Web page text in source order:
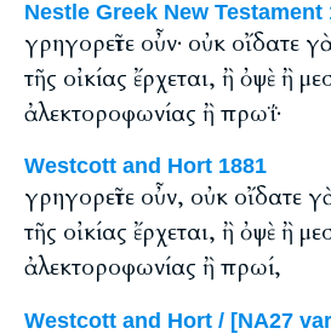
Nestle Greek New Testament
γρηγορεῖτε οὖν· οὐκ οἴδατε
τῆς οἰκίας ἔρχεται, ἢ ὀψὲ ἢ
ἀλεκτοροφωνίας ἢ πρωΐ·
Westcott and Hort 1881
γρηγορεῖτε οὖν, οὐκ οἴδατε
τῆς οἰκίας ἔρχεται, ἢ ὀψὲ ἢ
ἀλεκτοροφωνίας ἢ πρωί,
Westcott and Hort / [NA27